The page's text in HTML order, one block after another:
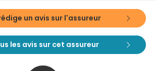
un avis sur l'assureur
les avis sur cet assureur